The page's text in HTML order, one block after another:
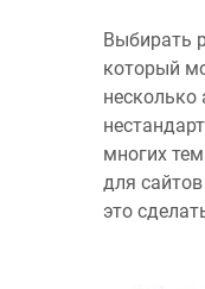
Выбирать
который
несколько
многих
для
это